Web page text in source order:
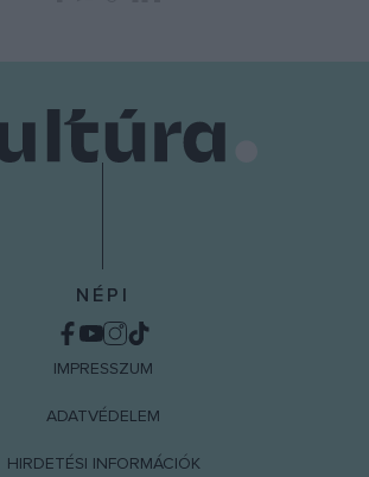
NÉPI
IMPRESSZUM
ADATVÉDELEM
HIRDETÉSI INFORMÁCIÓK